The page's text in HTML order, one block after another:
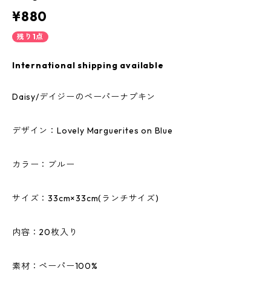
¥880
残り1点
International shipping available
Daisy/デイジーのペーパーナプキン
デザイン：Lovely Marguerites on Blue
カラー：ブルー
サイズ：33cm×33cm(ランチサイズ)
内容：20枚入り
素材：ペーパー100%